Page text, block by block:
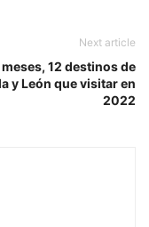
Next article
meses, 12 destinos de
y León que visitar en
2022